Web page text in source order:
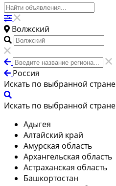
Волжский
Россия
Искать по выбранной стране
Искать по выбранной стране
Адыгея
Алтайский край
Амурская область
Архангельская область
Астраханская область
Башкортостан